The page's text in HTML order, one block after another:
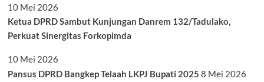
10 Mei 2026
Ketua DPRD Sambut Kunjungan Danrem 132/Tadulako,
Perkuat Sinergitas Forkopimda
10 Mei 2026
Pansus DPRD Bangkep Telaah LKPJ Bupati 2025 8 Mei 2026